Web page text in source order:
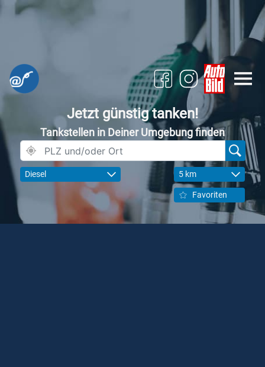
Jetzt günstig tanken!
Tankstellen in Deiner Umgebung finden
Diesel 5 km
Favoriten